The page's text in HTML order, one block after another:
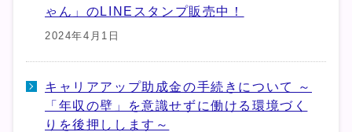
ゃん」のLINEスタンプ販売中！
2024年4月1日
キャリアアップ助成金の手続きについて ～
「年収の壁」を意識せずに働ける環境づく
りを後押しします～